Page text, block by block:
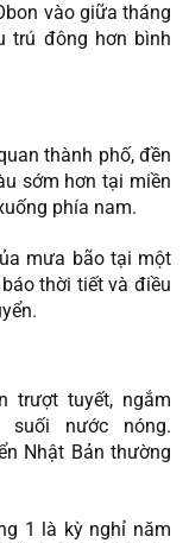
vào giữa tháng
trú đông hơn bình
thành phố, đền
sớm hơn tại miền
phía nam.
mưa bão tại một
thời tiết và điều
trượt tuyết, ngắm
suối nước nóng.
Nhật Bản thường
1 là kỳ nghỉ năm